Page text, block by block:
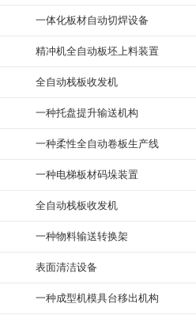
一体化板材自动切焊设备
精冲机全自动板坯上料装置
全自动栈板收发机
一种托盘提升输送机构
一种柔性全自动卷板生产线
一种电梯板材码垛装置
全自动栈板收发机
一种物料输送转换架
表面清洁设备
一种成型机模具台移出机构